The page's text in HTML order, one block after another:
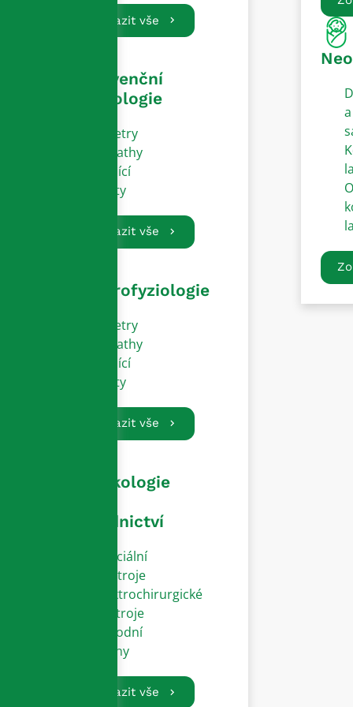
Zobrazit vše
Intervenční
kardiologie
Katetry
Sheathy
Vodící
dráty
Zobrazit vše
Elektrofyziologie
Katetry
Sheathy
Vodící
dráty
Zobrazit vše
Gynekologie
porodnictví
Speciální
přístroje
Elektrochirurgické
nástroje
Porodní
zvony
Zobrazit vše
a